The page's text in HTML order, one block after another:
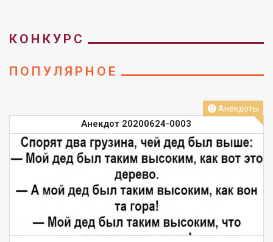
КОНКУРС
ПОПУЛЯРНОЕ
Анекдот 20200624-0003
Анекдоты